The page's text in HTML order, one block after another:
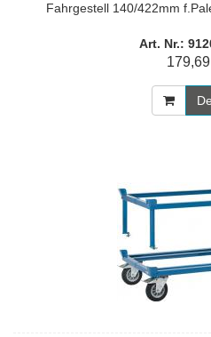
Fahrgestell 140/422mm
Art. Nr.: